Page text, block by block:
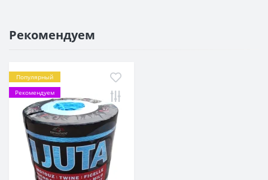
Рекомендуем
Популярный
Рекомендуем